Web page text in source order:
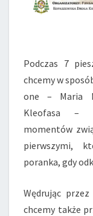
Podczas 7
chcemy w
one – Maria
Kleofasa –
momentów
pierwszymi,
poranka, gdy
Wędrując
chcemy także